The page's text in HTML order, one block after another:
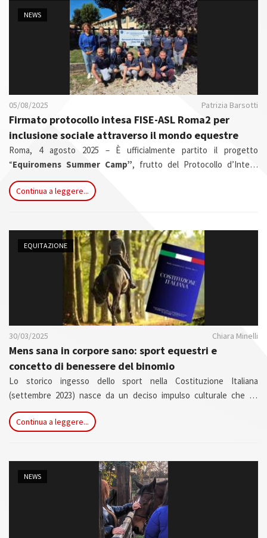
n
NEWS
05/08/2025 Patrizia Barsotti
Firmato protocollo intesa FISE-ASL Roma2 per
inclusione sociale attraverso il mondo equestre
Roma, 4 agosto 2025 – È ufficialmente partito il progetto
“Equiromens Summer Camp”, frutto del Protocollo d’Intesa
sottoscritto tra la Federazione Italiana Sport Equestri (FISE) e la
ASL Roma 2, attraverso il Dipartimento Integrato di Salute Mentale,
Continua a leggere...
EQUITAZIONE
30/03/2025 Chiara Minelli
Mens sana in corpore sano: sport equestri e
concetto di benessere del binomio
Lo storico ingesso dello sport nella Costituzione Italiana
(settembre 2023) nasce da un deciso impulso culturale che ha
inesorabilmente condotto ad un cambiamento sul piano legislativo;
occorre adesso che quanto ottenuto in Costituzione sul piano
Continua a leggere...
NEWS